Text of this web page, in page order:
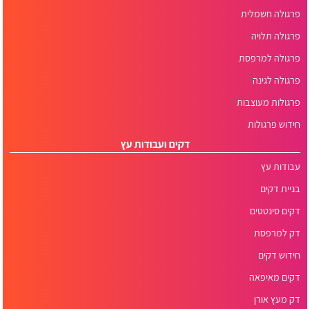
פרגולה חשמלית
פרגולה תלויה
פרגולה למרפסת
פרגולה לגינה
פרגולות מעוצבות
חידוש פרגולות
דקים ועבודות עץ
עבודות עץ
בניית דקים
דקים סינטטים
דק למרפסת
חידוש דקים
דקים מאיפאה
דק מעץ אורן